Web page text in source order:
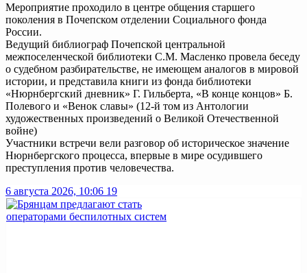
Мероприятие проходило в центре общения старшего
поколения в Почепском отделении Социального фонда
России.
Ведущий библиограф Почепской центральной
межпоселенческой библиотеки С.М. Масленко провела беседу
о судебном разбирательстве, не имеющем аналогов в мировой
истории, и представила книги из фонда библиотеки
«Нюрнбергский дневник» Г. Гильберта, «В конце концов» Б.
Полевого и «Венок славы» (12-й том из Антологии
художественных произведений о Великой Отечественной
войне)
Участники встречи вели разговор об историческое значение
Нюрнбергского процесса, впервые в мире осудившего
преступления против человечества.
6 августа 2026, 10:06 19